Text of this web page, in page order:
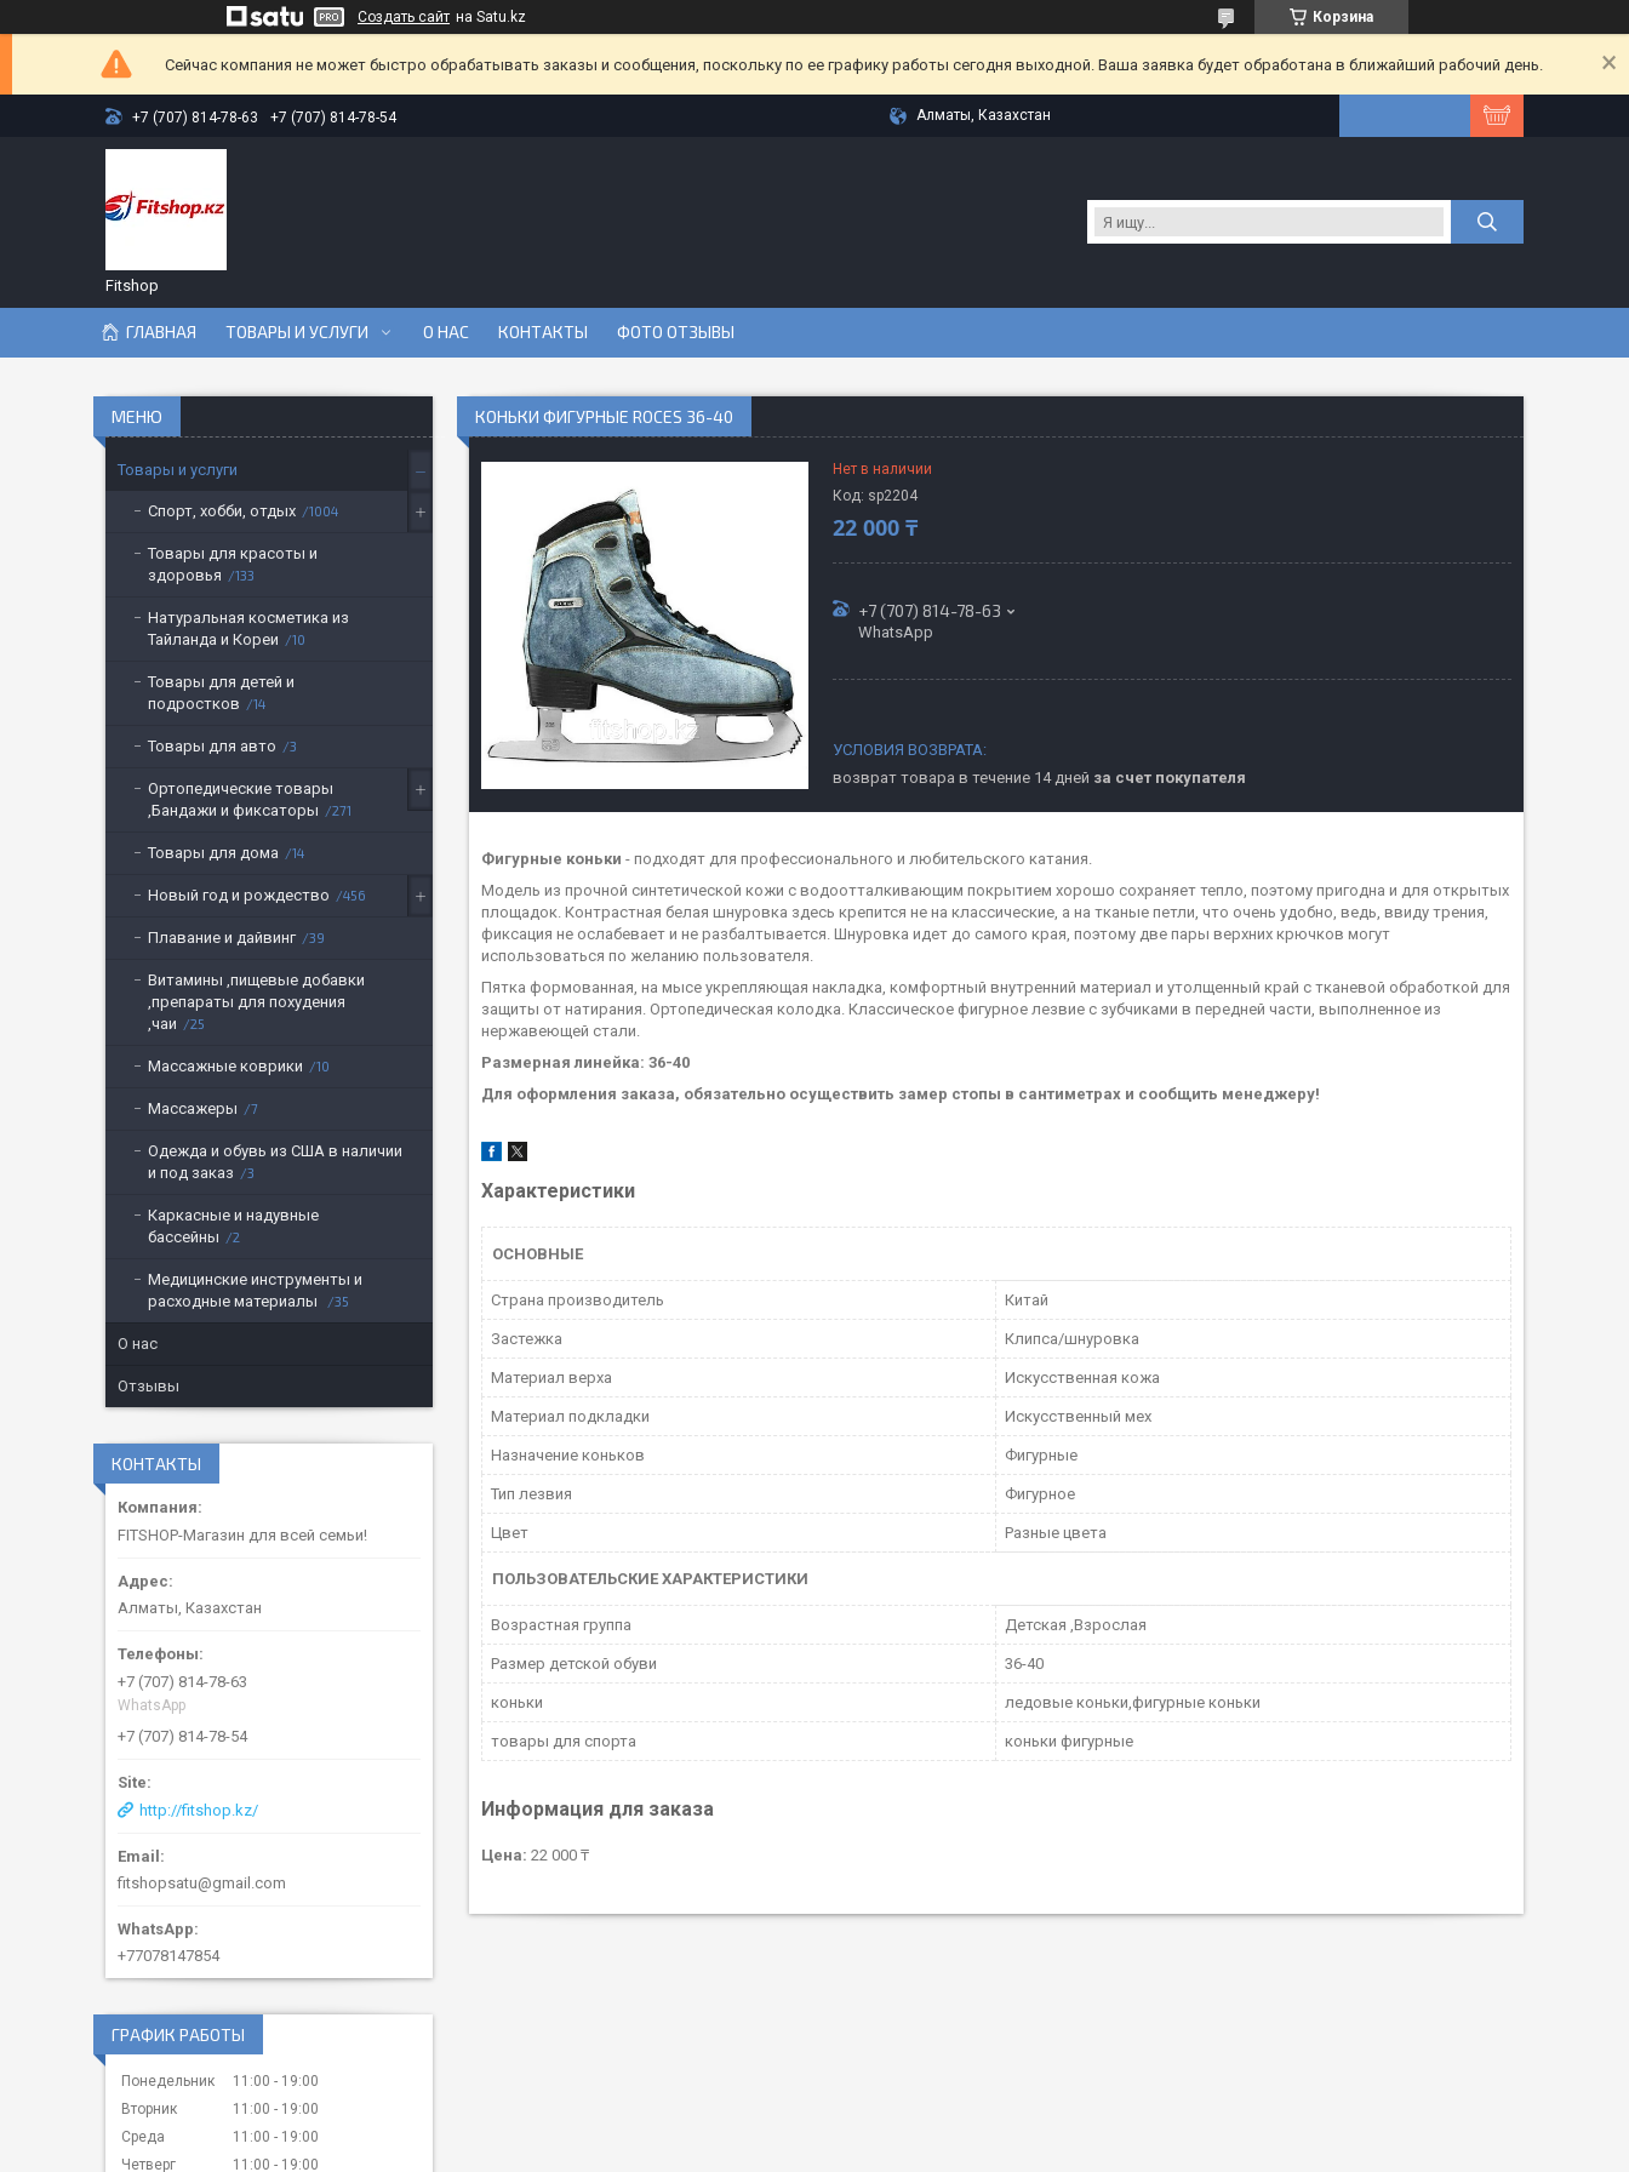
Создать сайт на Satu.kz Корзина
Сейчас компания не может быстро обрабатывать заказы и сообщения, поскольку по ее графику работы сегодня выходной. Ваша заявка будет обработана в ближайший рабочий день.
+7 (707) 814-78-63 +7 (707) 814-78-54 Алматы, Казахстан
Fitshop
ГЛАВНАЯ ТОВАРЫ И УСЛУГИ О НАС КОНТАКТЫ ФОТО ОТЗЫВЫ
КОНЬКИ ФИГУРНЫЕ ROCES 36-40
Нет в наличии
Код: sp2204
22 000 ₸
+7 (707) 814-78-63
WhatsApp
возврат товара в течение 14 дней за счет покупателя
Фигурные коньки - подходят для профессионального и любительского катания.
Модель из прочной синтетической кожи с водоотталкивающим покрытием хорошо сохраняет тепло, поэтому пригодна и для открытых
площадок. Контрастная белая шнуровка здесь крепится не на классические, а на тканые петли, что очень удобно, ведь, ввиду трения,
фиксация не ослабевает и не разбалтывается. Шнуровка идет до самого края, поэтому две пары верхних крючков могут
использоваться по желанию пользователя.
Пятка формованная, на мысе укрепляющая накладка, комфортный внутренний материал и утолщенный край с тканевой обработкой для
защиты от натирания. Ортопедическая колодка. Классическое фигурное лезвие с зубчиками в передней части, выполненное из
нержавеющей стали.
Размерная линейка: 36-40
Для оформления заказа, обязательно осуществить замер стопы в сантиметрах и сообщить менеджеру!
Характеристики
ОСНОВНЫЕ
Страна производитель Китай
Застежка Клипса/шнуровка
Материал верха Искусственная кожа
Материал подкладки Искусственный мех
Назначение коньков Фигурные
Тип лезвия Фигурное
Цвет Разные цвета
ПОЛЬЗОВАТЕЛЬСКИЕ ХАРАКТЕРИСТИКИ
Возрастная группа Детская ,Взрослая
Размер детской обуви 36-40
коньки ледовые коньки,фигурные коньки
товары для спорта коньки фигурные
Информация для заказа
Цена: 22 000 ₸
Товары и услуги
Спорт, хобби, отдых 1004
Товары для красоты и
здоровья
133
Натуральная косметика из
Тайланда и Кореи
10
Товары для детей и
подростков
14
Товары для авто 3
Ортопедические товары
,Бандажи и фиксаторы
271
Товары для дома 14
Новый год и рождество 456
Плавание и дайвинг 39
Витамины ,пищевые добавки
,препараты для похудения
,чаи
25
Массажные коврики 10
Массажеры 7
Одежда и обувь из США в наличии
и под заказ
3
Каркасные и надувные
бассейны
2
Медицинские инструменты и
расходные материалы
35
О нас
Отзывы
КОНТАКТЫ
FITSHOP-Магазин для всей семьи!
Алматы, Казахстан
+7 (707) 814-78-63
WhatsApp
+7 (707) 814-78-54
http://fitshop.kz/
fitshopsatu@gmail.com
+77078147854
ГРАФИК РАБОТЫ
Понедельник 11:00
19:00
Вторник
11:00
19:00
Среда
11:00
19:00
Четверг
11:00 19:00